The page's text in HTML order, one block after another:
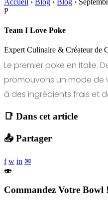
P
Team I Love Poke
Expert Culinaire & Créateur de
Le premier poke en Italie.
promouvons un mode de
à des ingrédients frais et
📑 Dans cet article
📤 Partager
f w in ✉
🍣
Commandez Votre Bowl !